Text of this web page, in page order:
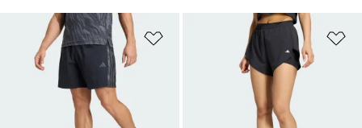
เพิ่มไปยังรายการสินค้าโปรด